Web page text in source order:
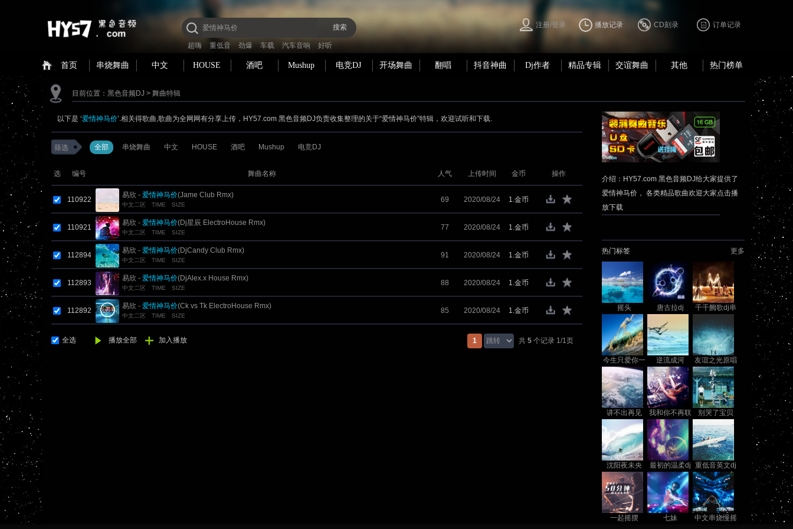
搜索
超嗨 重低音 劲爆 车载 汽车音响 好听
注册/登录 播放记录 CD刻录 订单记录
首页 串烧舞曲 中文 HOUSE 酒吧 Mushup 电竞DJ 开场舞曲 翻唱 抖音神曲 Dj作者 精品专辑 交谊舞曲 其他 热门榜单
目前位置： 黑色音频DJ > 舞曲特辑
以下是 ‘爱情神马价’.相关得歌曲,歌曲为全网网有分享上传，HY57.com 黑色音频DJ负责收集整理的关于“爱情神马价”特辑，欢迎试听和下载.
筛选 全部 串烧舞曲 中文 HOUSE 酒吧 Mushup 电竞DJ
选 编号 舞曲名称 人气 上传时间 金币 操作
110922
易欣 - 爱情神马价(Jame Club Rmx)
中文二区 TIME SIZE
69 2020/08/24 1.金币
110921
易欣 - 爱情神马价(Dj星辰 ElectroHouse Rmx)
中文二区 TIME SIZE
77 2020/08/24 1.金币
112894
易欣 - 爱情神马价(DjCandy Club Rmx)
中文二区 TIME SIZE
91 2020/08/24 1.金币
112893
易欣 - 爱情神马价(DjAlex.x House Rmx)
中文二区 TIME SIZE
88 2020/08/24 1.金币
112892
易欣 - 爱情神马价(Ck vs Tk ElectroHouse Rmx)
中文二区 TIME SIZE
85 2020/08/24 1.金币
全选 播放全部 加入播放 1 共 5个记录 1/1页
介绍：HY57.com 黑色音频DJ给大家提供了
爱情神马价， 各类精品歌曲欢迎大家点击播
放下载
热门标签 更多
摇头 唐古拉dj
千千阙歌dj串
今生只爱你一
个
逆流成河 友谊之光原唱
讲不出再见
我和你不再联
系
别哭了宝贝
沈阳夜未央
最初的温柔dj
串烧
重低音英文dj
一起摇摆 七妹
中文串烧慢摇